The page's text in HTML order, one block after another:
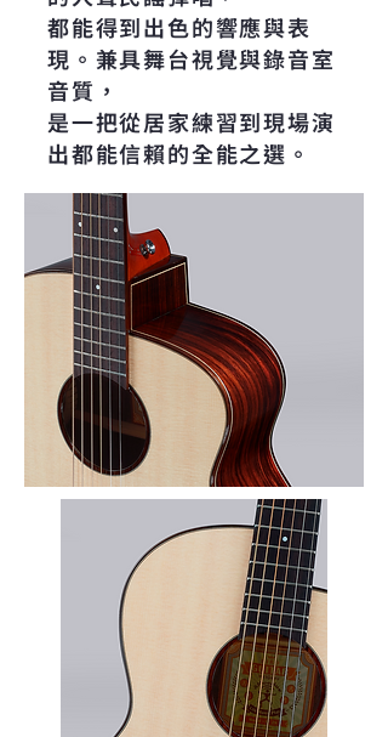
都能得到出色的響應與表
現。兼具舞台視覺與錄音室
音質，
是一把從居家練習到現場演
出都能信賴的全能之選。